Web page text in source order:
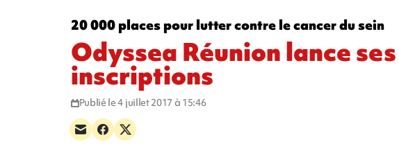
20 000 places pour lutter contre le cancer du sein
Odyssea Réunion lance ses
inscriptions
Publié le 4 juillet 2017 à 15:46